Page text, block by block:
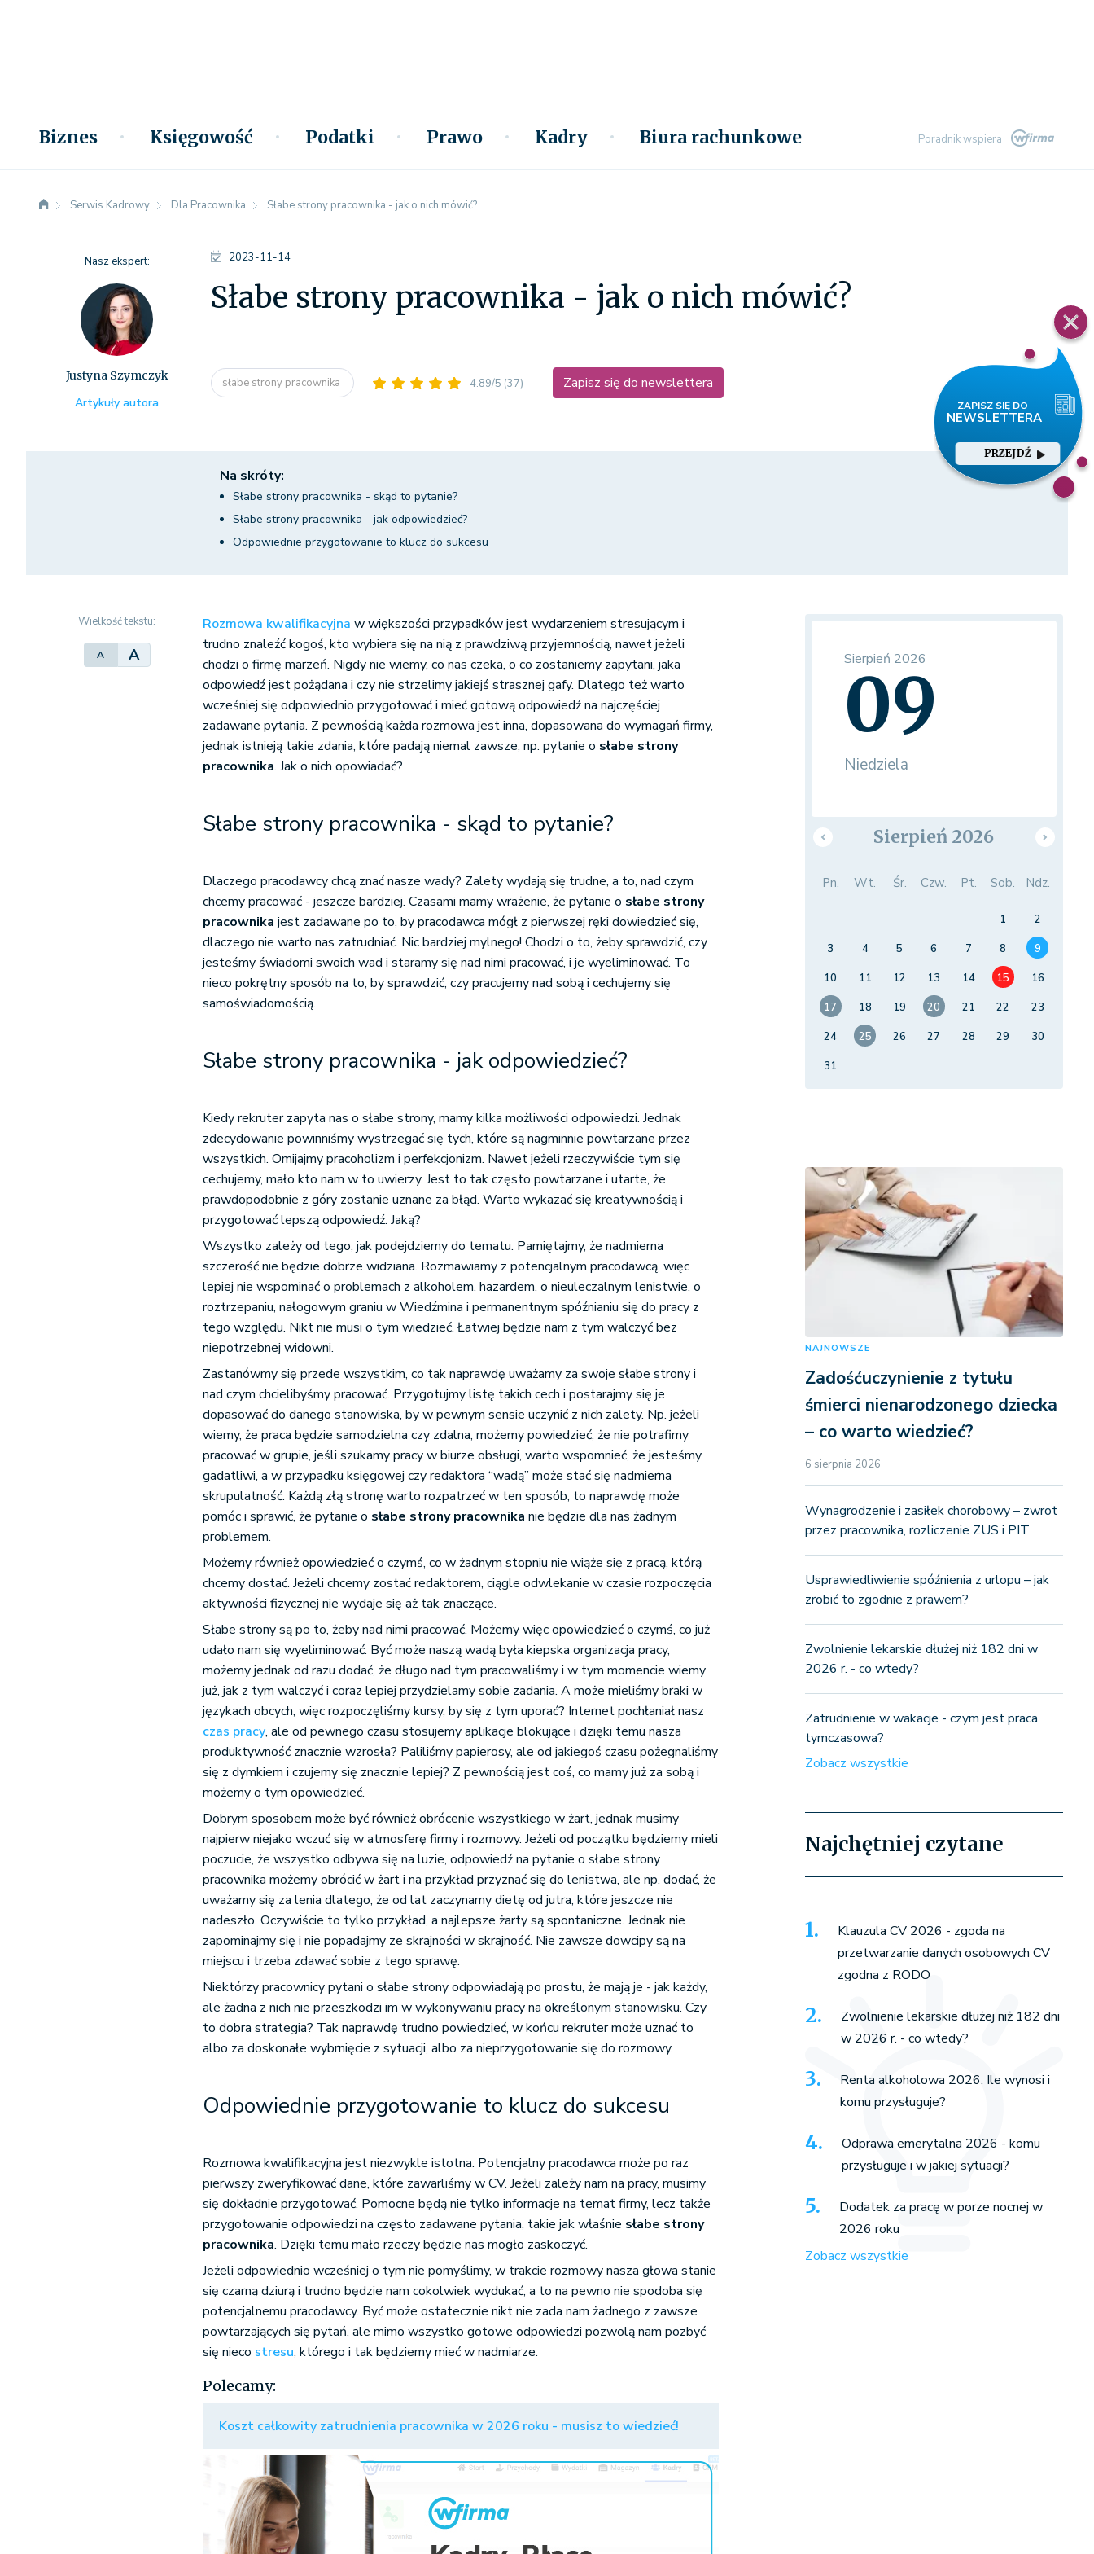
Biznes Księgowość Podatki Prawo Kadry Biura rachunkowe Poradnik wspiera
PRZEJDŹ
Serwis Kadrowy Dla Pracownika Słabe strony pracownika - jak o nich mówić?
2023-11-14
Słabe strony pracownika - jak o nich mówić?
słabe strony pracownika 4.89/5 (37) Zapisz się do newslettera
Nasz ekspert:
Justyna Szymczyk
Artykuły autora
Na skróty:
Słabe strony pracownika - skąd to pytanie?
Słabe strony pracownika - jak odpowiedzieć?
Odpowiednie przygotowanie to klucz do sukcesu
Wielkość tekstu:
A A
Rozmowa kwalifikacyjna w większości przypadków jest wydarzeniem stresującym i
trudno znaleźć kogoś, kto wybiera się na nią z prawdziwą przyjemnością, nawet jeżeli
chodzi o firmę marzeń. Nigdy nie wiemy, co nas czeka, o co zostaniemy zapytani, jaka
odpowiedź jest pożądana i czy nie strzelimy jakiejś strasznej gafy. Dlatego też warto
wcześniej się odpowiednio przygotować i mieć gotową odpowiedź na najczęściej
zadawane pytania. Z pewnością każda rozmowa jest inna, dopasowana do wymagań firmy,
jednak istnieją takie zdania, które padają niemal zawsze, np. pytanie o słabe strony
pracownika. Jak o nich opowiadać?
Słabe strony pracownika - skąd to pytanie?
Dlaczego pracodawcy chcą znać nasze wady? Zalety wydają się trudne, a to, nad czym
chcemy pracować - jeszcze bardziej. Czasami mamy wrażenie, że pytanie o słabe strony
pracownika jest zadawane po to, by pracodawca mógł z pierwszej ręki dowiedzieć się,
dlaczego nie warto nas zatrudniać. Nic bardziej mylnego! Chodzi o to, żeby sprawdzić, czy
jesteśmy świadomi swoich wad i staramy się nad nimi pracować, i je wyeliminować. To
nieco pokrętny sposób na to, by sprawdzić, czy pracujemy nad sobą i cechujemy się
samoświadomością.
Słabe strony pracownika - jak odpowiedzieć?
Kiedy rekruter zapyta nas o słabe strony, mamy kilka możliwości odpowiedzi. Jednak
zdecydowanie powinniśmy wystrzegać się tych, które są nagminnie powtarzane przez
wszystkich. Omijajmy pracoholizm i perfekcjonizm. Nawet jeżeli rzeczywiście tym się
cechujemy, mało kto nam w to uwierzy. Jest to tak często powtarzane i utarte, że
prawdopodobnie z góry zostanie uznane za błąd. Warto wykazać się kreatywnością i
przygotować lepszą odpowiedź. Jaką?
Wszystko zależy od tego, jak podejdziemy do tematu. Pamiętajmy, że nadmierna
szczerość nie będzie dobrze widziana. Rozmawiamy z potencjalnym pracodawcą, więc
lepiej nie wspominać o problemach z alkoholem, hazardem, o nieuleczalnym lenistwie, o
roztrzepaniu, nałogowym graniu w Wiedźmina i permanentnym spóźnianiu się do pracy z
tego względu. Nikt nie musi o tym wiedzieć. Łatwiej będzie nam z tym walczyć bez
niepotrzebnej widowni.
Zastanówmy się przede wszystkim, co tak naprawdę uważamy za swoje słabe strony i
nad czym chcielibyśmy pracować. Przygotujmy listę takich cech i postarajmy się je
dopasować do danego stanowiska, by w pewnym sensie uczynić z nich zalety. Np. jeżeli
wiemy, że praca będzie samodzielna czy zdalna, możemy powiedzieć, że nie potrafimy
pracować w grupie, jeśli szukamy pracy w biurze obsługi, warto wspomnieć, że jesteśmy
gadatliwi, a w przypadku księgowej czy redaktora “wadą” może stać się nadmierna
skrupulatność. Każdą złą stronę warto rozpatrzeć w ten sposób, to naprawdę może
pomóc i sprawić, że pytanie o słabe strony pracownika nie będzie dla nas żadnym
problemem.
Możemy również opowiedzieć o czymś, co w żadnym stopniu nie wiąże się z pracą, którą
chcemy dostać. Jeżeli chcemy zostać redaktorem, ciągle odwlekanie w czasie rozpoczęcia
aktywności fizycznej nie wydaje się aż tak znaczące.
Słabe strony są po to, żeby nad nimi pracować. Możemy więc opowiedzieć o czymś, co już
udało nam się wyeliminować. Być może naszą wadą była kiepska organizacja pracy,
możemy jednak od razu dodać, że długo nad tym pracowaliśmy i w tym momencie wiemy
już, jak z tym walczyć i coraz lepiej przydzielamy sobie zadania. A może mieliśmy braki w
językach obcych, więc rozpoczęliśmy kursy, by się z tym uporać? Internet pochłaniał nasz
czas pracy, ale od pewnego czasu stosujemy aplikacje blokujące i dzięki temu nasza
produktywność znacznie wzrosła? Paliliśmy papierosy, ale od jakiegoś czasu pożegnaliśmy
się z dymkiem i czujemy się znacznie lepiej? Z pewnością jest coś, co mamy już za sobą i
możemy o tym opowiedzieć.
Dobrym sposobem może być również obrócenie wszystkiego w żart, jednak musimy
najpierw niejako wczuć się w atmosferę firmy i rozmowy. Jeżeli od początku będziemy mieli
poczucie, że wszystko odbywa się na luzie, odpowiedź na pytanie o słabe strony
pracownika możemy obrócić w żart i na przykład przyznać się do lenistwa, ale np. dodać, że
uważamy się za lenia dlatego, że od lat zaczynamy dietę od jutra, które jeszcze nie
nadeszło. Oczywiście to tylko przykład, a najlepsze żarty są spontaniczne. Jednak nie
zapominajmy się i nie popadajmy ze skrajności w skrajność. Nie zawsze dowcipy są na
miejscu i trzeba zdawać sobie z tego sprawę.
Niektórzy pracownicy pytani o słabe strony odpowiadają po prostu, że mają je - jak każdy,
ale żadna z nich nie przeszkodzi im w wykonywaniu pracy na określonym stanowisku. Czy
to dobra strategia? Tak naprawdę trudno powiedzieć, w końcu rekruter może uznać to
albo za doskonałe wybrnięcie z sytuacji, albo za nieprzygotowanie się do rozmowy.
Odpowiednie przygotowanie to klucz do sukcesu
Rozmowa kwalifikacyjna jest niezwykle istotna. Potencjalny pracodawca może po raz
pierwszy zweryfikować dane, które zawarliśmy w CV. Jeżeli zależy nam na pracy, musimy
się dokładnie przygotować. Pomocne będą nie tylko informacje na temat firmy, lecz także
przygotowanie odpowiedzi na często zadawane pytania, takie jak właśnie słabe strony
pracownika. Dzięki temu mało rzeczy będzie nas mogło zaskoczyć.
Jeżeli odpowiednio wcześniej o tym nie pomyślimy, w trakcie rozmowy nasza głowa stanie
się czarną dziurą i trudno będzie nam cokolwiek wydukać, a to na pewno nie spodoba się
potencjalnemu pracodawcy. Być może ostatecznie nikt nie zada nam żadnego z zawsze
powtarzających się pytań, ale mimo wszystko gotowe odpowiedzi pozwolą nam pozbyć
się nieco stresu, którego i tak będziemy mieć w nadmiarze.
Polecamy:
Koszt całkowity zatrudnienia pracownika w 2026 roku - musisz to wiedzieć!
Sierpień 2026
09
Niedziela
Sierpień 2026
Pn. Wt. Śr. Czw. Pt. Sob. Ndz.
1
2
3
4 5 6 7 8
9
10
11 12 13 14 15
16
17
18 19 20 21 22
23
24
25 26 27 28 29
30
31
NAJNOWSZE
Zadośćuczynienie z tytułu
śmierci nienarodzonego dziecka
– co warto wiedzieć?
6 sierpnia 2026
Wynagrodzenie i zasiłek chorobowy – zwrot
przez pracownika, rozliczenie ZUS i PIT
Usprawiedliwienie spóźnienia z urlopu – jak
zrobić to zgodnie z prawem?
Zwolnienie lekarskie dłużej niż 182 dni w
2026 r. - co wtedy?
Zatrudnienie w wakacje - czym jest praca
tymczasowa?
Zobacz wszystkie
Najchętniej czytane
Klauzula CV 2026 - zgoda na
przetwarzanie danych osobowych CV
zgodna z RODO
Zwolnienie lekarskie dłużej niż 182 dni
w 2026 r. - co wtedy?
Renta alkoholowa 2026. Ile wynosi i
komu przysługuje?
Odprawa emerytalna 2026 - komu
przysługuje i w jakiej sytuacji?
Dodatek za pracę w porze nocnej w
2026 roku
Zobacz wszystkie